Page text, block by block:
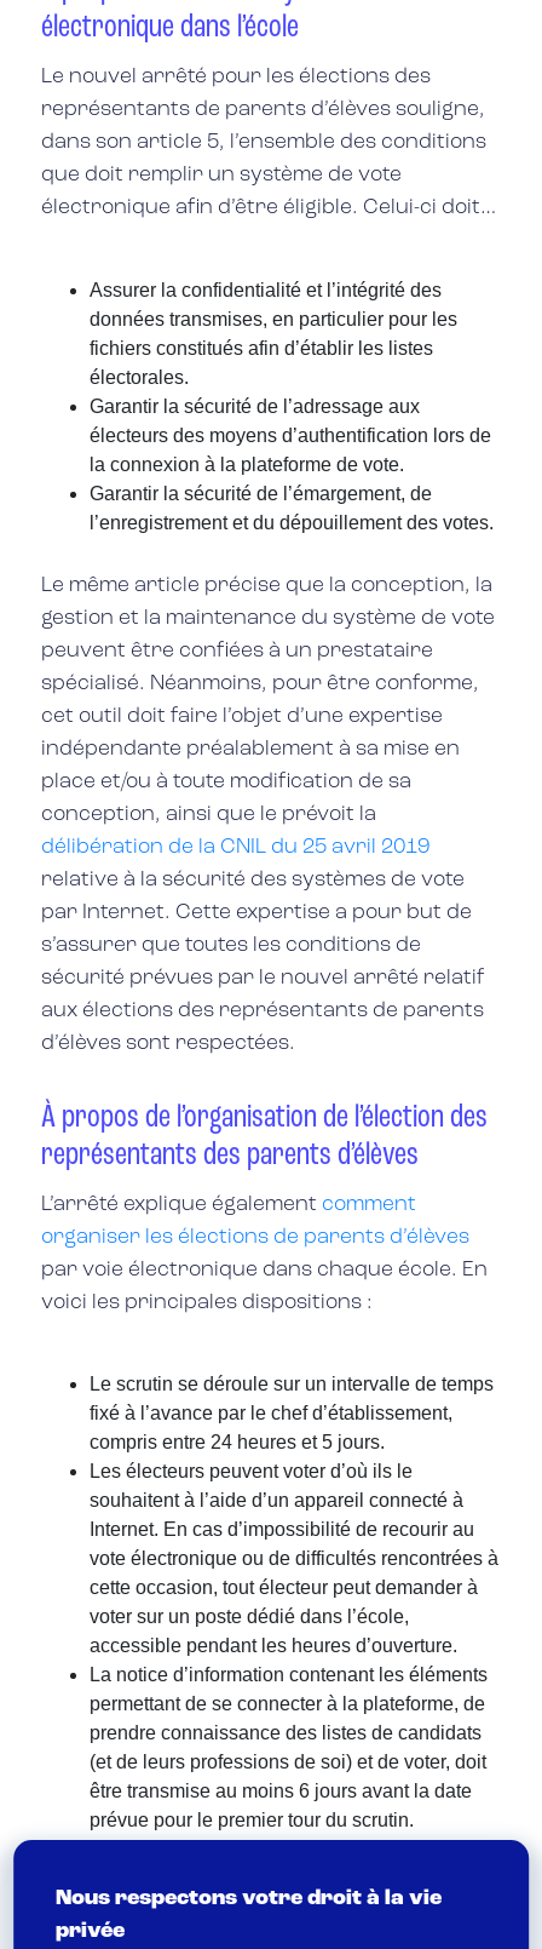
électronique dans l’école
Le nouvel arrêté pour les élections des
représentants de parents d’élèves souligne,
dans son article 5, l’ensemble des conditions
que doit remplir un système de vote
électronique afin d’être éligible. Celui-ci doit…
Assurer la confidentialité et l’intégrité des
données transmises, en particulier pour les
fichiers constitués afin d’établir les listes
électorales.
Garantir la sécurité de l’adressage aux
électeurs des moyens d’authentification lors de
la connexion à la plateforme de vote.
Garantir la sécurité de l’émargement, de
l’enregistrement et du dépouillement des votes.
Le même article précise que la conception, la
gestion et la maintenance du système de vote
peuvent être confiées à un prestataire
spécialisé. Néanmoins, pour être conforme,
cet outil doit faire l’objet d’une expertise
indépendante préalablement à sa mise en
place et/ou à toute modification de sa
conception, ainsi que le prévoit la
délibération de la CNIL du 25 avril 2019
relative à la sécurité des systèmes de vote
par Internet. Cette expertise a pour but de
s’assurer que toutes les conditions de
sécurité prévues par le nouvel arrêté relatif
aux élections des représentants de parents
d’élèves sont respectées.
À propos de l’organisation de l’élection des
représentants des parents d’élèves
L’arrêté explique également comment
organiser les élections de parents d’élèves
par voie électronique dans chaque école. En
voici les principales dispositions :
Le scrutin se déroule sur un intervalle de temps
fixé à l’avance par le chef d’établissement,
compris entre 24 heures et 5 jours.
Les électeurs peuvent voter d’où ils le
souhaitent à l’aide d’un appareil connecté à
Internet. En cas d’impossibilité de recourir au
vote électronique ou de difficultés rencontrées à
cette occasion, tout électeur peut demander à
voter sur un poste dédié dans l’école,
accessible pendant les heures d’ouverture.
La notice d’information contenant les éléments
permettant de se connecter à la plateforme, de
prendre connaissance des listes de candidats
(et de leurs professions de soi) et de voter, doit
être transmise au moins 6 jours avant la date
prévue pour le premier tour du scrutin.
par le chef d’établissement, lui-même assisté
par un secrétaire désigné par ses soins, et par
Nous respectons votre droit à la vie
privée